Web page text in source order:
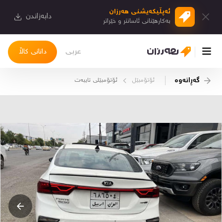
ئەپڵیكەیشنی هەرزان
بەكارهێنانی ئاسانتر و خێراتر دابەزاندن
دانانی کاڵا عربی
کاڵاکانم
دیاریکراوەکانم
دوا بینراوەکان
چات
گەڕانەوە ئۆتۆمبێل ئۆتۆمبێلی تایبه‌ت